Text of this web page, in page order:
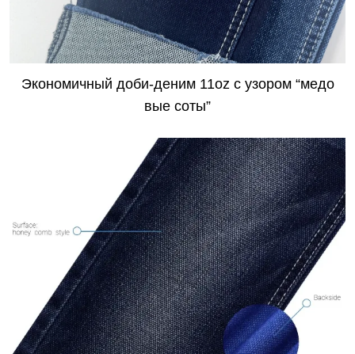
Экономичный доби-деним 11oz с узором “медо
вые соты”